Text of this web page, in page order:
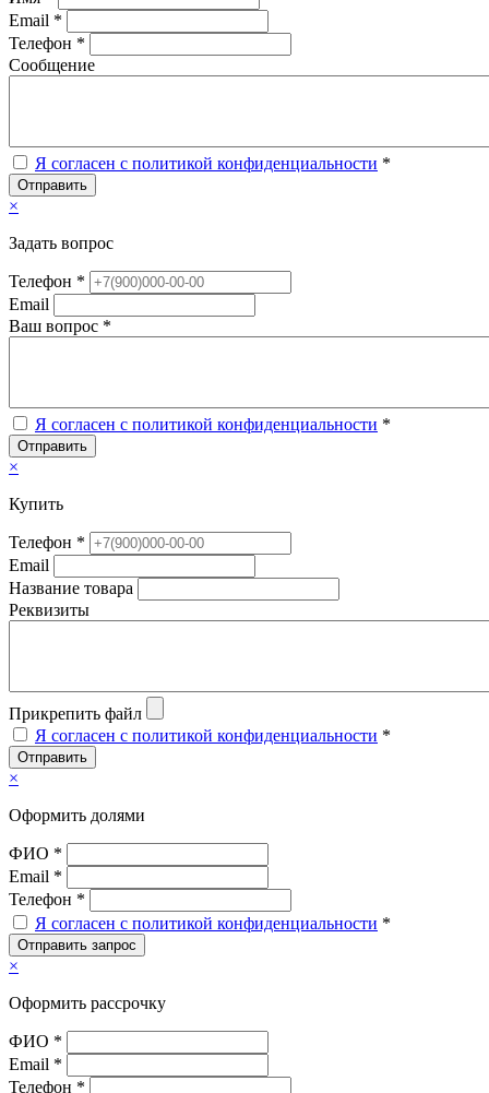
Email *
Телефон *
Сообщение
Я согласен с политикой конфиденциальности *
Отправить
×
Задать вопрос
Телефон *
Email
Ваш вопрос *
Я согласен с политикой конфиденциальности *
Отправить
×
Купить
Телефон *
Email
Название товара
Реквизиты
Прикрепить файл
Я согласен с политикой конфиденциальности *
Отправить
×
Оформить долями
ФИО *
Email *
Телефон *
Я согласен с политикой конфиденциальности *
Отправить запрос
×
Оформить рассрочку
ФИО *
Email *
Телефон *